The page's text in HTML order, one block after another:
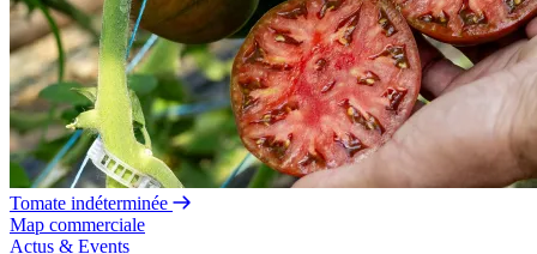
Tomate indéterminée
Map commerciale
Actus & Events